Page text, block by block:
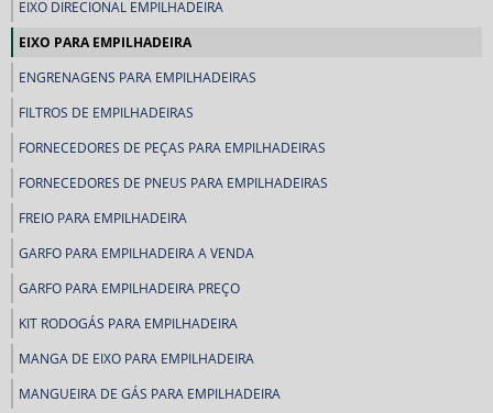
EIXO DIRECIONAL EMPILHADEIRA
EIXO PARA EMPILHADEIRA
ENGRENAGENS PARA EMPILHADEIRAS
FILTROS DE EMPILHADEIRAS
FORNECEDORES DE PEÇAS PARA EMPILHADEIRAS
FORNECEDORES DE PNEUS PARA EMPILHADEIRAS
FREIO PARA EMPILHADEIRA
GARFO PARA EMPILHADEIRA A VENDA
GARFO PARA EMPILHADEIRA PREÇO
KIT RODOGÁS PARA EMPILHADEIRA
MANGA DE EIXO PARA EMPILHADEIRA
MANGUEIRA DE GÁS PARA EMPILHADEIRA